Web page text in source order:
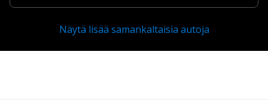
Näytä lisää samankaltaisia autoja